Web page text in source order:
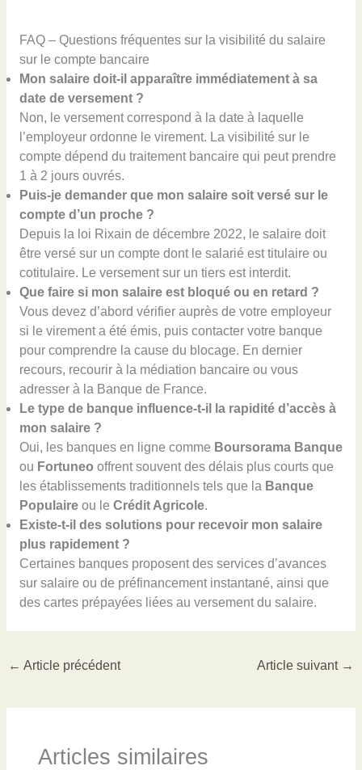
FAQ – Questions fréquentes sur la visibilité du salaire
sur le compte bancaire
Mon salaire doit-il apparaître immédiatement à sa
date de versement ?
Non, le versement correspond à la date à laquelle
l’employeur ordonne le virement. La visibilité sur le
compte dépend du traitement bancaire qui peut prendre
1 à 2 jours ouvrés.
Puis-je demander que mon salaire soit versé sur le
compte d’un proche ?
Depuis la loi Rixain de décembre 2022, le salaire doit
être versé sur un compte dont le salarié est titulaire ou
cotitulaire. Le versement sur un tiers est interdit.
Que faire si mon salaire est bloqué ou en retard ?
Vous devez d’abord vérifier auprès de votre employeur
si le virement a été émis, puis contacter votre banque
pour comprendre la cause du blocage. En dernier
recours, recourir à la médiation bancaire ou vous
adresser à la Banque de France.
Le type de banque influence-t-il la rapidité d’accès à
mon salaire ?
Oui, les banques en ligne comme Boursorama Banque
ou Fortuneo offrent souvent des délais plus courts que
les établissements traditionnels tels que la Banque
Populaireou le Crédit Agricole.
Existe-t-il des solutions pour recevoir mon salaire
plus rapidement ?
Certaines banques proposent des services d’avances
sur salaire ou de préfinancement instantané, ainsi que
des cartes prépayées liées au versement du salaire.
← Article précédent Article suivant →
Articles similaires